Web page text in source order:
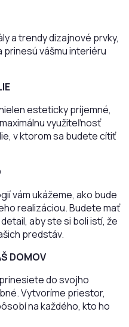
a trendy dizajnové prvky,
prinesú vášmu interiéru
esteticky príjemné,
využiteľnosť
v ktorom sa budete cítiť
vám ukážeme, ako bude
realizáciou. Budete mať
aby ste si boli istí, že
predstáv.
DOMOV
do svojho
Vytvoríme priestor,
na každého, kto ho